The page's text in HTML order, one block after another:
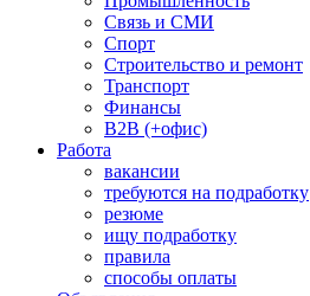
Связь и СМИ
Спорт
Строительство и ремонт
Транспорт
Финансы
B2B (+офис)
Работа
вакансии
требуются на подработку
резюме
ищу подработку
правила
способы оплаты